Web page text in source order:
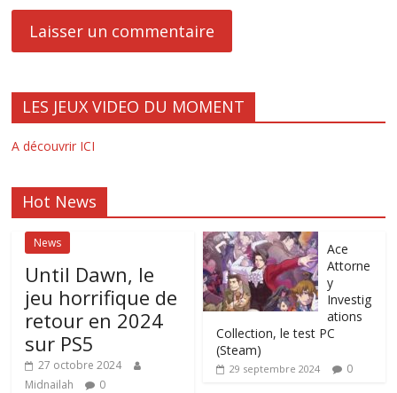
LES JEUX VIDEO DU MOMENT
A découvrir ICI
Hot News
News
Until Dawn, le
jeu horrifique de
retour en 2024
sur PS5
27 octobre 2024
Midnailah
0
Ace
Attorne
y
Investig
ations
Collection, le test PC
(Steam)
29 septembre 2024 0